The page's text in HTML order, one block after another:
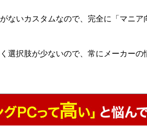
ないカスタムなので、完全に「マニア
選択肢が少ないので、常にメーカー